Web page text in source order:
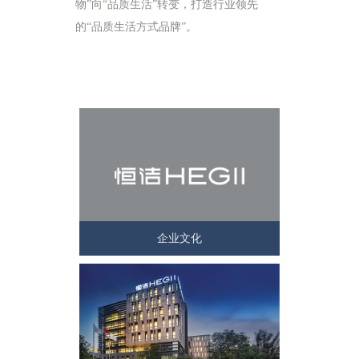
物”向“品质生活”转变，打造行业领先
的“品质生活方式品牌”。
企业文化